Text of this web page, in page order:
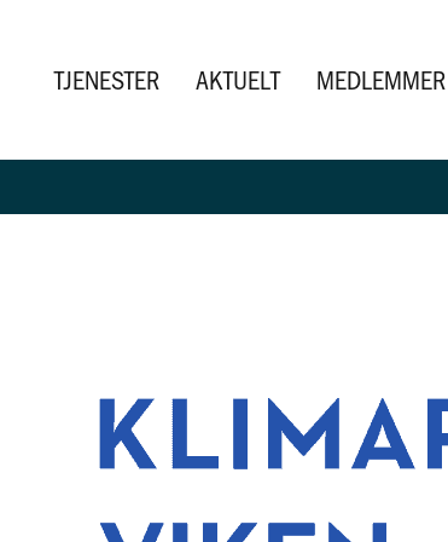
TJENESTER AKTUELT MEDLEMMER